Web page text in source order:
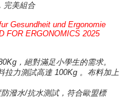
完美組合
Gesundheit und Ergonomie
FOR ERGONOMICS 2025
，絕對滿足小學生的需求。
拉力測試高達100Kg 。布料加上
潑水/抗水測試，符合歐盟標